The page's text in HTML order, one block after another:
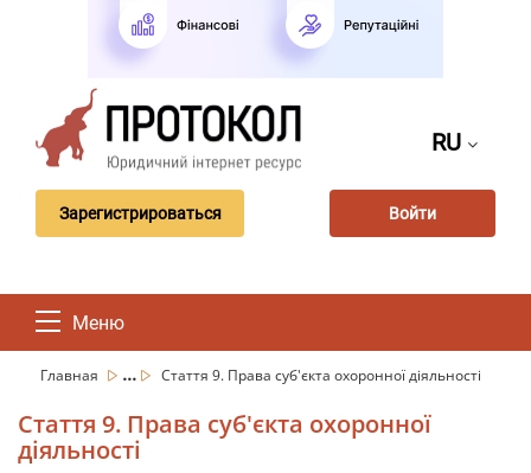
RU
Зарегистрироваться Войти
Меню
Главная ... Стаття 9. Права суб'єкта охоронної діяльності
Стаття 9. Права суб'єкта охоронної
діяльності